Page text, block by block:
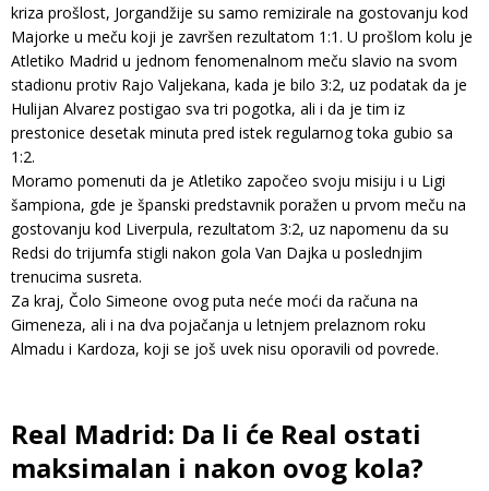
kriza prošlost, Jorgandžije su samo remizirale na gostovanju kod
Majorke u meču koji je završen rezultatom 1:1. U prošlom kolu je
Atletiko Madrid u jednom fenomenalnom meču slavio na svom
stadionu protiv Rajo Valjekana, kada je bilo 3:2, uz podatak da je
Hulijan Alvarez postigao sva tri pogotka, ali i da je tim iz
prestonice desetak minuta pred istek regularnog toka gubio sa
1:2.
Moramo pomenuti da je Atletiko započeo svoju misiju i u Ligi
šampiona, gde je španski predstavnik poražen u prvom meču na
gostovanju kod Liverpula, rezultatom 3:2, uz napomenu da su
Redsi do trijumfa stigli nakon gola Van Dajka u poslednjim
trenucima susreta.
Za kraj, Čolo Simeone ovog puta neće moći da računa na
Gimeneza, ali i na dva pojačanja u letnjem prelaznom roku
Almadu i Kardoza, koji se još uvek nisu oporavili od povrede.
Real Madrid: Da li će Real ostati
maksimalan i nakon ovog kola?